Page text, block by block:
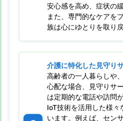
安心感を高め、症状の
また、専門的なケアを
族は心にゆとりを取り
介護に特化した見守り
高齢者の一人暮らしや
心配な場合、見守りサ
は定期的な電話や訪問
IoT技術を活用した様々
います。例えば、セン